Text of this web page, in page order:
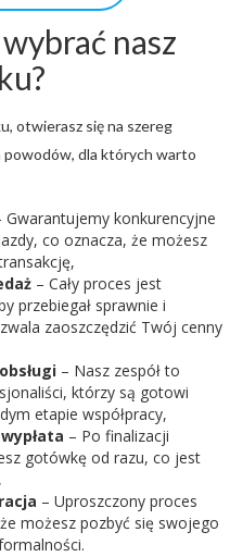
nasz
otwierasz się na szereg
powodów, dla których warto
Gwarantujemy konkurencyjne
co oznacza, że możesz
– Cały proces jest
przebiegał sprawnie i
zaoszczędzić Twój cenny
– Nasz zespół to
którzy są gotowi
etapie współpracy,
– Po finalizacji
gotówkę od razu, co jest
– Uproszczony proces
możesz pozbyć się swojego